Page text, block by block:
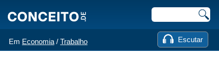
Em Economia / Trabalho Escutar